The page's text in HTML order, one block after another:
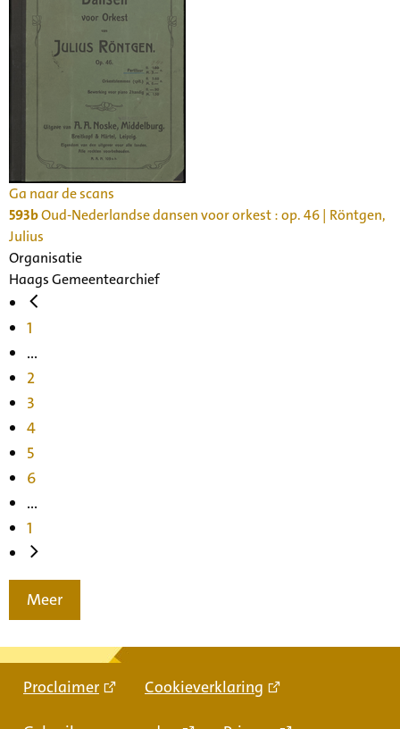
Ga naar de scans
593bOud-Nederlandse dansen voor orkest : op. 46 | Röntgen,
Julius
Organisatie
Haags Gemeentearchief
1
...
2
3
4
5
6
...
1
Meer
Proclaimer Cookieverklaring